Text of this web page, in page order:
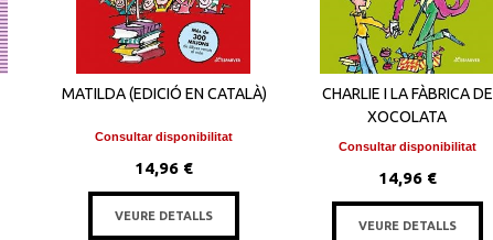
MATILDA (EDICIÓ EN CATALÀ)
Consultar disponibilitat
14,96 €
VEURE DETALLS
CHARLIE I LA FÀBRICA DE
XOCOLATA
Consultar disponibilitat
14,96 €
VEURE DETALLS